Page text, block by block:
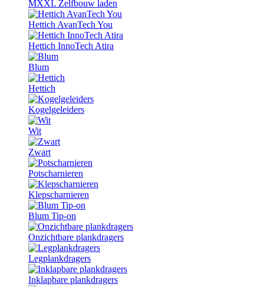
MXXL Zelfbouw laden
Hettich AvanTech You
Hettich InnoTech Atira
Blum
Hettich
Kogelgeleiders
Wit
Zwart
Potscharnieren
Klepscharnieren
Blum Tip-on
Onzichtbare plankdragers
Legplankdragers
Inklapbare plankdragers